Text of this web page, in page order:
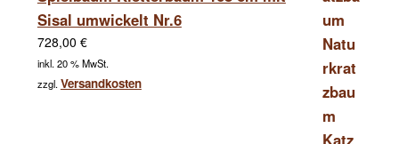
Sisal umwickelt Nr.6
728,00 €
inkl. 20 % MwSt.
zzgl. Versandkosten